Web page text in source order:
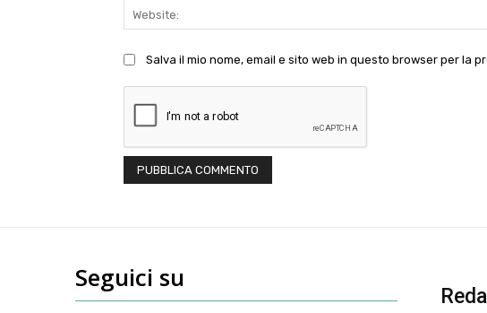
Salva il mio nome, email e sito web in questo browser per la
Seguici su